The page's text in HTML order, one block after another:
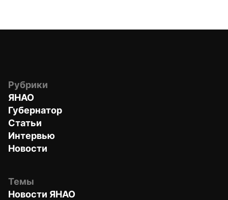
Рубрики
ЯНАО
Губернатор
Статьи
Интервью
Новости
Темы
Новости ЯНАО